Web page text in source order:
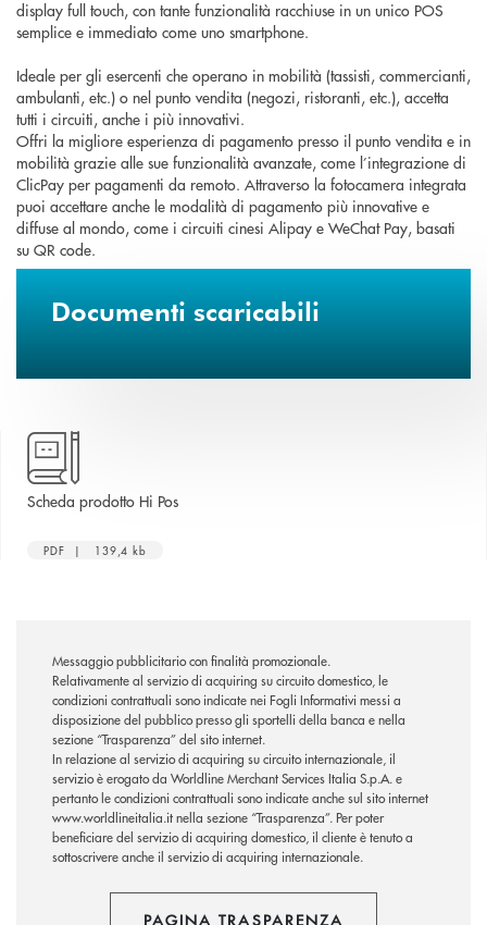
display full touch, con tante funzionalità racchiuse in un unico POS
semplice e immediato come uno smartphone.
Ideale per gli esercenti che operano in mobilità (tassisti, commercianti,
ambulanti, etc.) o nel punto vendita (negozi, ristoranti, etc.), accetta
tutti i circuiti, anche i più innovativi.
Offri la migliore esperienza di pagamento presso il punto vendita e in
mobilità grazie alle sue funzionalità avanzate, come l’integrazione di
ClicPay per pagamenti da remoto. Attraverso la fotocamera integrata
puoi accettare anche le modalità di pagamento più innovative e
diffuse al mondo, come i circuiti cinesi Alipay e WeChat Pay, basati
su QR code.
Documenti scaricabili
Scheda prodotto Hi Posapre una nuova finestra
PDF | 139,4 kb
Messaggio pubblicitario con finalità promozionale.
Relativamente al servizio di acquiring su circuito domestico, le
condizioni contrattuali sono indicate nei Fogli Informativi messi a
disposizione del pubblico presso gli sportelli della banca e nella
sezione “Trasparenza” del sito internet.
In relazione al servizio di acquiring su circuito internazionale, il
servizio è erogato da Worldline Merchant Services Italia S.p.A. e
pertanto le condizioni contrattuali sono indicate anche sul sito internet
www.worldlineitalia.it nella sezione “Trasparenza”. Per poter
beneficiare del servizio di acquiring domestico, il cliente è tenuto a
sottoscrivere anche il servizio di acquiring internazionale.
PAGINA TRASPARENZA